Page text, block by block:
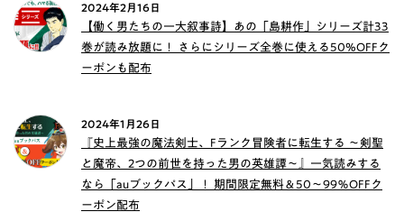
2024年2月16日
【働く男たちの一大叙事詩】あの「島耕作」シリーズ計33
巻が読み放題に！ さらにシリーズ全巻に使える50%OFFク
ーポンも配布
2024年1月26日
『史上最強の魔法剣士、Fランク冒険者に転生する ～剣聖
と魔帝、2つの前世を持った男の英雄譚～』一気読みする
なら「auブックパス」！ 期間限定無料＆50～99％OFFク
ーポン配布